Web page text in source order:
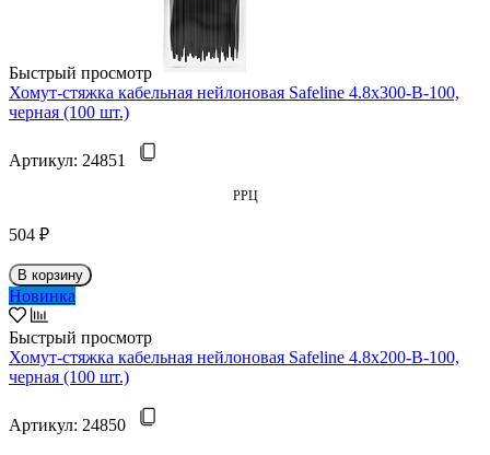
Быстрый просмотр
Хомут-стяжка кабельная нейлоновая Safeline 4.8x300-В-100,
черная (100 шт.)
Артикул: 24851
РРЦ
504 ₽
В корзину
Новинка
Быстрый просмотр
Хомут-стяжка кабельная нейлоновая Safeline 4.8x200-В-100,
черная (100 шт.)
Артикул: 24850